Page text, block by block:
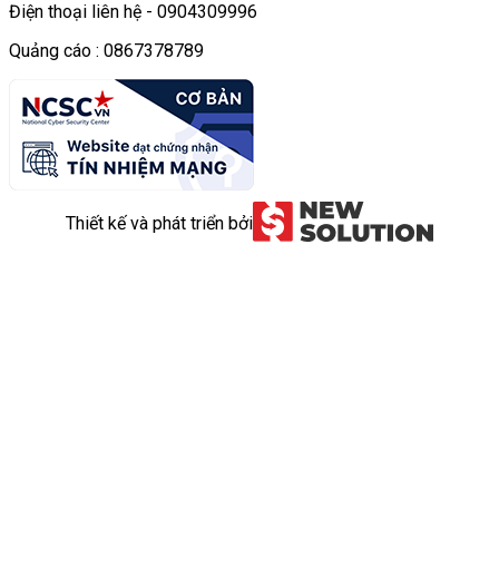
Điện thoại liên hệ - 0904309996
Quảng cáo : 0867378789
Thiết kế và phát triển bởi